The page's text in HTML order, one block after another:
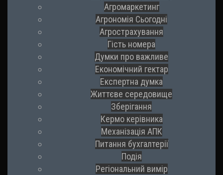
Агромаркетинг
Агрономія Сьогодні
Агрострахування
Гість номера
Думки про важливе
Економічний гектар
Експертна думка
Життєве середовище
Зберігання
Кермо керівника
Механізація АПК
Питання бухгалтерії
Подія
Регіональний вимір